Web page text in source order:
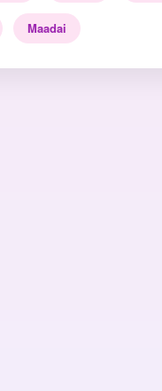
Maadai